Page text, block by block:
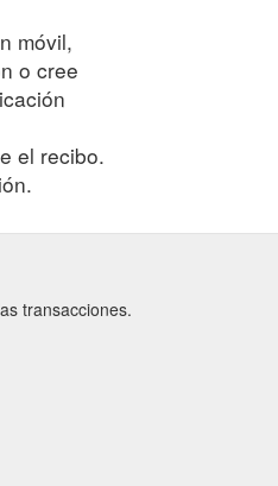
móvil,
o cree
el recibo.
transacciones.